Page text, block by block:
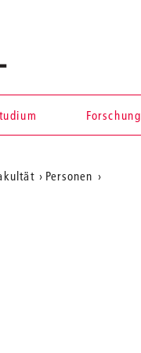
Forschung
Personen